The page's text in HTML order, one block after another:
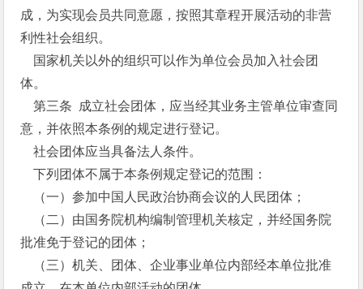
成，为实现会员共同意愿，按照其章程开展活动的非营
利性社会组织。
国家机关以外的组织可以作为单位会员加入社会团
体。
第三条 成立社会团体，应当经其业务主管单位审查同
意，并依照本条例的规定进行登记。
社会团体应当具备法人条件。
下列团体不属于本条例规定登记的范围：
（一）参加中国人民政治协商会议的人民团体；
（二）由国务院机构编制管理机关核定，并经国务院
批准免于登记的团体；
（三）机关、团体、企业事业单位内部经本单位批准